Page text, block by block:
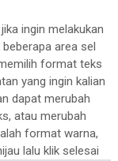
ingin melakukan
area sel
format teks
yang ingin kalian
dapat merubah
atau merubah
format warna,
lalu klik selesai